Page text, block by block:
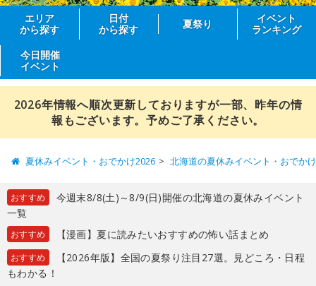
エリア
から探す
日付
から探す
夏祭り
イベント
ランキング
今日開催
イベント
2026年情報へ順次更新しておりますが一部、昨年の情
報もございます。予めご了承ください。
夏休みイベント・おでかけ2026 北海道の夏休みイベント・おでか
おすすめ
今週末8/8(土)～8/9(日)開催の北海道の夏休みイベント
一覧
おすすめ 【漫画】夏に読みたいおすすめの怖い話まとめ
おすすめ
【2026年版】全国の夏祭り注目27選。見どころ・日程
もわかる！